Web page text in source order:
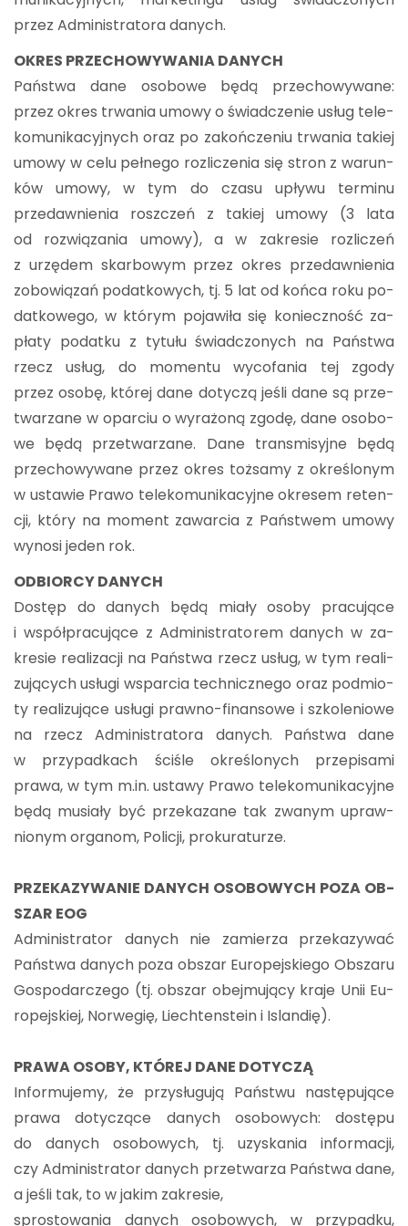
przez Ad­mi­ni­stra­to­ra da­nych.
OKRES PRZE­CHO­WY­WA­NIA DA­NYCH
Pań­stwa dane oso­bo­we będą prze­cho­wy­wa­ne:
przez okres trwa­nia umowy o świad­cze­nie usług te­le­
ko­mu­ni­ka­cyj­nych oraz po za­koń­cze­niu trwa­nia ta­kiej
umowy w celu peł­ne­go roz­li­cze­nia się stron z wa­run­
ków umowy, w tym do czasu upły­wu ter­mi­nu
przedaw­nie­nia rosz­czeń z ta­kiej umowy (3 lata
od roz­wią­za­nia umowy), a w za­kre­sie roz­li­czeń
z urzę­dem skar­bo­wym przez okres przedaw­nie­nia
zo­bo­wią­zań po­dat­ko­wych, tj. 5 lat od końca roku po­
dat­ko­we­go, w któ­rym po­ja­wi­ła się ko­niecz­ność za­
pła­ty po­dat­ku z ty­tu­łu świad­czo­nych na Pań­stwa
rzecz usług, do mo­men­tu wy­co­fa­nia tej zgody
przez osobę, któ­rej dane do­ty­czą jeśli dane są prze­
twa­rza­ne w opar­ciu o wy­ra­żo­ną zgodę, dane oso­bo­
we będą prze­twa­rza­ne. Dane trans­mi­syj­ne będą
prze­cho­wy­wa­ne przez okres toż­sa­my z okre­ślo­nym
w usta­wie Prawo te­le­ko­mu­ni­ka­cyj­ne okre­sem re­ten­
cji, który na mo­ment za­war­cia z Pań­stwem umowy
wy­no­si jeden rok.
OD­BIOR­CY DA­NYCH
Do­stęp do da­nych będą miały osoby pra­cu­ją­ce
i współ­pra­cu­ją­ce z Ad­mi­ni­stra­to­rem da­nych w za­
kre­sie re­ali­za­cji na Pań­stwa rzecz usług, w tym re­ali­
zu­ją­cych usłu­gi wspar­cia tech­nicz­ne­go oraz pod­mio­
ty re­ali­zu­ją­ce usłu­gi praw­no-fi­nan­so­we i szko­le­nio­we
na rzecz Ad­mi­ni­stra­to­ra da­nych. Pań­stwa dane
w przy­pad­kach ści­śle okre­ślo­nych prze­pi­sa­mi
prawa, w tym m.​in. usta­wy Prawo te­le­ko­mu­ni­ka­cyj­ne
będą mu­sia­ły być prze­ka­za­ne tak zwa­nym upraw­
nio­nym or­ga­nom, Po­li­cji, pro­ku­ra­tu­rze.
PRZE­KA­ZY­WA­NIE DA­NYCH OSO­BO­WYCH POZA OB­
SZAR EOG
Ad­mi­ni­stra­tor da­nych nie za­mie­rza prze­ka­zy­wać
Pań­stwa da­nych poza ob­szar Eu­ro­pej­skie­go Ob­sza­ru
Go­spo­dar­cze­go (tj. ob­szar obej­mu­ją­cy kraje Unii Eu­
ro­pej­skiej, Nor­we­gię, Liech­ten­ste­in i Is­lan­dię).
PRAWA OSOBY, KTÓ­REJ DANE DO­TY­CZĄ
In­for­mu­je­my, że przy­słu­gu­ją Pań­stwu na­stę­pu­ją­ce
prawa do­ty­czą­ce da­nych oso­bo­wych: do­stę­pu
do da­nych oso­bo­wych, tj. uzy­ska­nia in­for­ma­cji,
czy Ad­mi­ni­stra­tor da­nych prze­twa­rza Pań­stwa dane,
a jeśli tak, to w jakim za­kre­sie,
spro­sto­wa­nia da­nych oso­bo­wych, w przy­pad­ku,